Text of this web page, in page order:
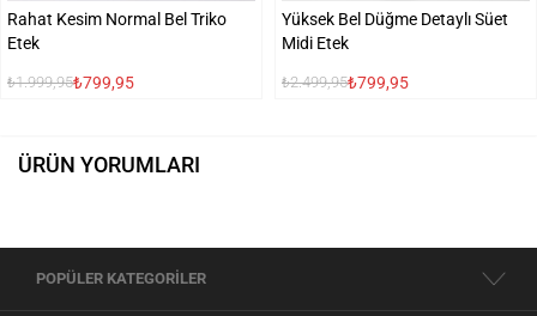
Rahat Kesim Normal Bel Triko
Etek
₺1.999,95₺799,95
Yüksek Bel Düğme Detaylı Süet
Midi Etek
₺2.499,95₺799,95
ÜRÜN YORUMLARI
POPÜLER KATEGORİLER